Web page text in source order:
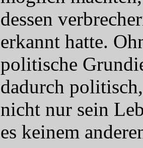
dessen
erkannt hatte.
politische
dadurch
nicht nur sein
es keinem